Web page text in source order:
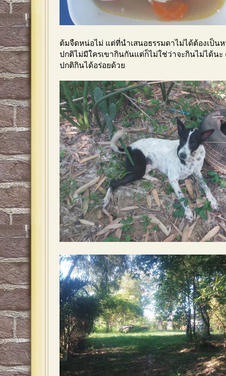
ต้มจืดหน่อไม่ แต่ที่นำเสนอธรรมดาไม่ได้ต้องเป็น
ปกติไม่มีใครเขากินกันแต่ก็ไม่ใช่ว่าจะกินไม่ได้น
ปกติกินได้อร่อยด้วย